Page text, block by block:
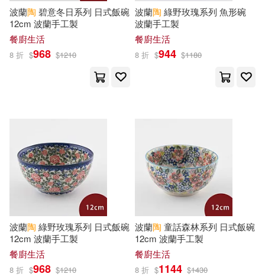
邱嘉慧(14) 陶尚芸(14)
陶純(14)
杜志建(13) 松波留美(13)
管家琪(13) 精品文化編(13)
素人(13)
解禁グラビア写真集(13)
江西教育出版社(43)
目川文化數位股份有限公司(41)
複刻文化(41)
中國建材工業出版社(40)
波蘭陶 碧意冬日系列 日式飯碗
12cm 波蘭手工製
餐廚生活
8 折 $968 $1210
波蘭陶 綠野玫瑰系列 魚形碗
波蘭手工製
餐廚生活
8 折 $944 $1180
波蘭陶 綠野玫瑰系列 日式飯碗
12cm 波蘭手工製
餐廚生活
8 折 $968 $1210
波蘭陶 童話森林系列 日式飯碗
12cm 波蘭手工製
餐廚生活
8 折 $1144 $1430